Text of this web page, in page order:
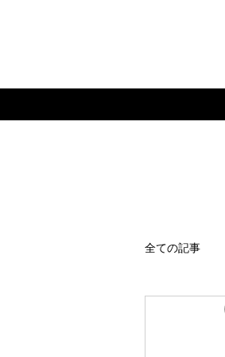
全ての記事